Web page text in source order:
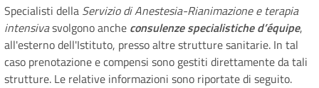
Specialisti della Servizio di Anestesia-Rianimazione e terapia
intensivasvolgono anche consulenze specialistiche d’équipe,
all'esterno dell'Istituto, presso altre strutture sanitarie. In tal
caso prenotazione e compensi sono gestiti direttamente da tali
strutture. Le relative informazioni sono riportate di seguito.